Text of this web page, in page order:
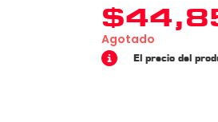
$
Agotado
El precio del